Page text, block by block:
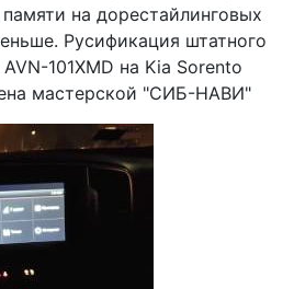
на дорестайлинговых
Русификация штатного
101XMD на Kia Sorento
мастерской "СИБ-НАВИ"